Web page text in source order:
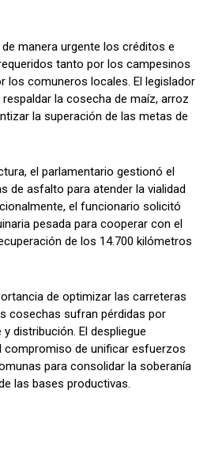
manera urgente los créditos e
tanto por los campesinos
los comuneros locales. El legislador
la cosecha de maíz, arroz
la superación de las metas de
el parlamentario gestionó el
de asfalto para atender la vialidad
el funcionario solicitó
pesada para cooperar con el
de los 14.700 kilómetros
de optimizar las carreteras
cosechas sufran pérdidas por
distribución. El despliegue
compromiso de unificar esfuerzos
para consolidar la soberanía
las bases productivas.